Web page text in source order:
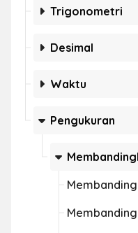
Trigonometri
Desimal
Waktu
Pengukuran